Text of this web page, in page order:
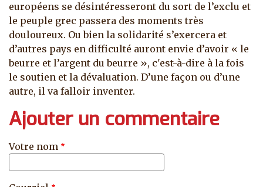
européens se désintéresseront du sort de l’exclu et
le peuple grec passera des moments très
douloureux. Ou bien la solidarité s’exercera et
d’autres pays en difficulté auront envie d’avoir « le
beurre et l’argent du beurre », c'est-à-dire à la fois
le soutien et la dévaluation. D’une façon ou d’une
autre, il va falloir inventer.
Ajouter un commentaire
Votre nom